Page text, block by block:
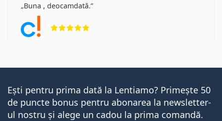
Buna , deocamdată.
Ești pentru prima dată la Lentiamo? Primește 50
de puncte bonus pentru abonarea la newsletter-
ul nostru și alege un cadou la prima comandă.